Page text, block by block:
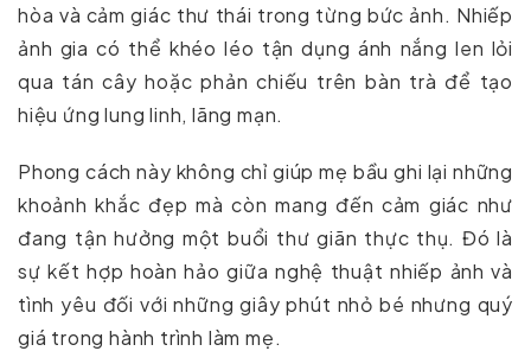
hòa và cảm giác thư thái trong từng bức ảnh. Nhiếp
ảnh gia có thể khéo léo tận dụng ánh nắng len lỏi
qua tán cây hoặc phản chiếu trên bàn trà để tạo
hiệu ứng lung linh, lãng mạn.
Phong cách này không chỉ giúp mẹ bầu ghi lại những
khoảnh khắc đẹp mà còn mang đến cảm giác như
đang tận hưởng một buổi thư giãn thực thụ. Đó là
sự kết hợp hoàn hảo giữa nghệ thuật nhiếp ảnh và
tình yêu đối với những giây phút nhỏ bé nhưng quý
giá trong hành trình làm mẹ.